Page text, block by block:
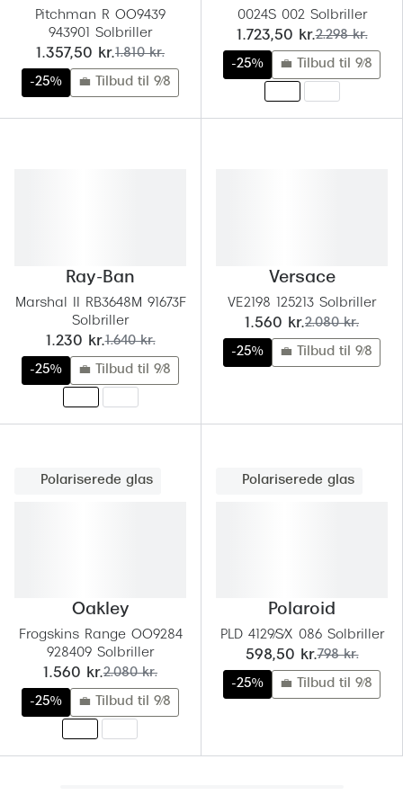
Pitchman R OO9439
943901 Solbriller
nu:
1.357,50 kr.før:
1.810 kr.
-25% 💼 Tilbud til 9/8
0024S 002 Solbriller
nu:
1.723,50 kr.før:
2.298 kr.
-25% 💼 Tilbud til 9/8
Ray-Ban
Marshal II RB3648M 91673F
Solbriller
nu:
1.230 kr.før:
1.640 kr.
-25% 💼 Tilbud til 9/8
Versace
VE2198 125213 Solbriller
nu:
1.560 kr.før:
2.080 kr.
-25% 💼 Tilbud til 9/8
Polariserede glas
Oakley
Frogskins Range OO9284
928409 Solbriller
nu:
1.560 kr.før:
2.080 kr.
-25% 💼 Tilbud til 9/8
Polariserede glas
Polaroid
PLD 4129/S/X 086 Solbriller
nu:
598,50 kr.før:
798 kr.
-25% 💼 Tilbud til 9/8